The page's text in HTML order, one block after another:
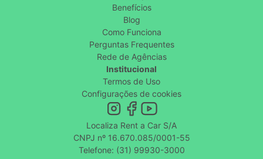
Benefícios
Blog
Como Funciona
Perguntas Frequentes
Rede de Agências
Institucional
Termos de Uso
Configurações de cookies
Localiza Rent a Car S/A
CNPJ nº 16.670.085/0001-55
Telefone: (31) 99930-3000